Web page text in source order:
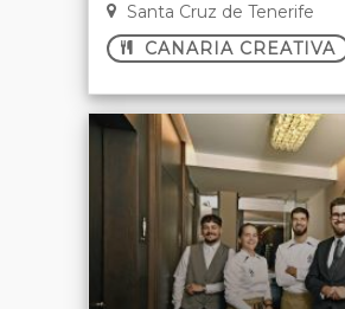
Santa Cruz de Tenerife
CANARIA CREATIVA